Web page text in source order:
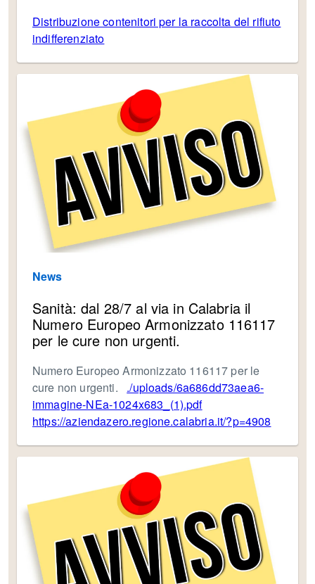
Distribuzione contenitori per la raccolta del rifiuto
indifferenziato
News
Sanità: dal 28/7 al via in Calabria il
Numero Europeo Armonizzato 116117
per le cure non urgenti.
Numero Europeo Armonizzato 116117 per le
cure non urgenti. ./uploads/6a686dd73aea6-
immagine-NEa-1024x683_(1).pdf
https://aziendazero.regione.calabria.it/?p=4908